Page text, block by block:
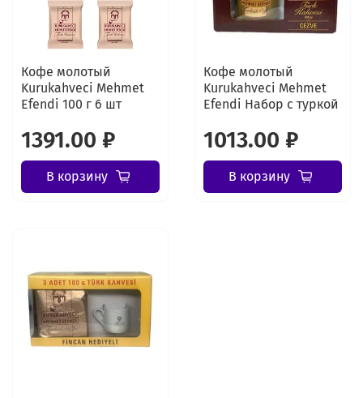
Кофе молотый
Kurukahveci Mehmet
Efendi 100 г 6 шт
1391.00 ₽
В корзину
Кофе молотый
Kurukahveci Mehmet
Efendi Набор с туркой
1013.00 ₽
В корзину